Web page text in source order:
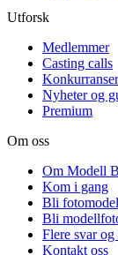
Utforsk
Medlemmer
Casting calls
Konkurranser
Nyheter og
Premium
Om oss
Om Modell
Kom i gang
Bli
Bli
Flere svar og
Kontakt oss